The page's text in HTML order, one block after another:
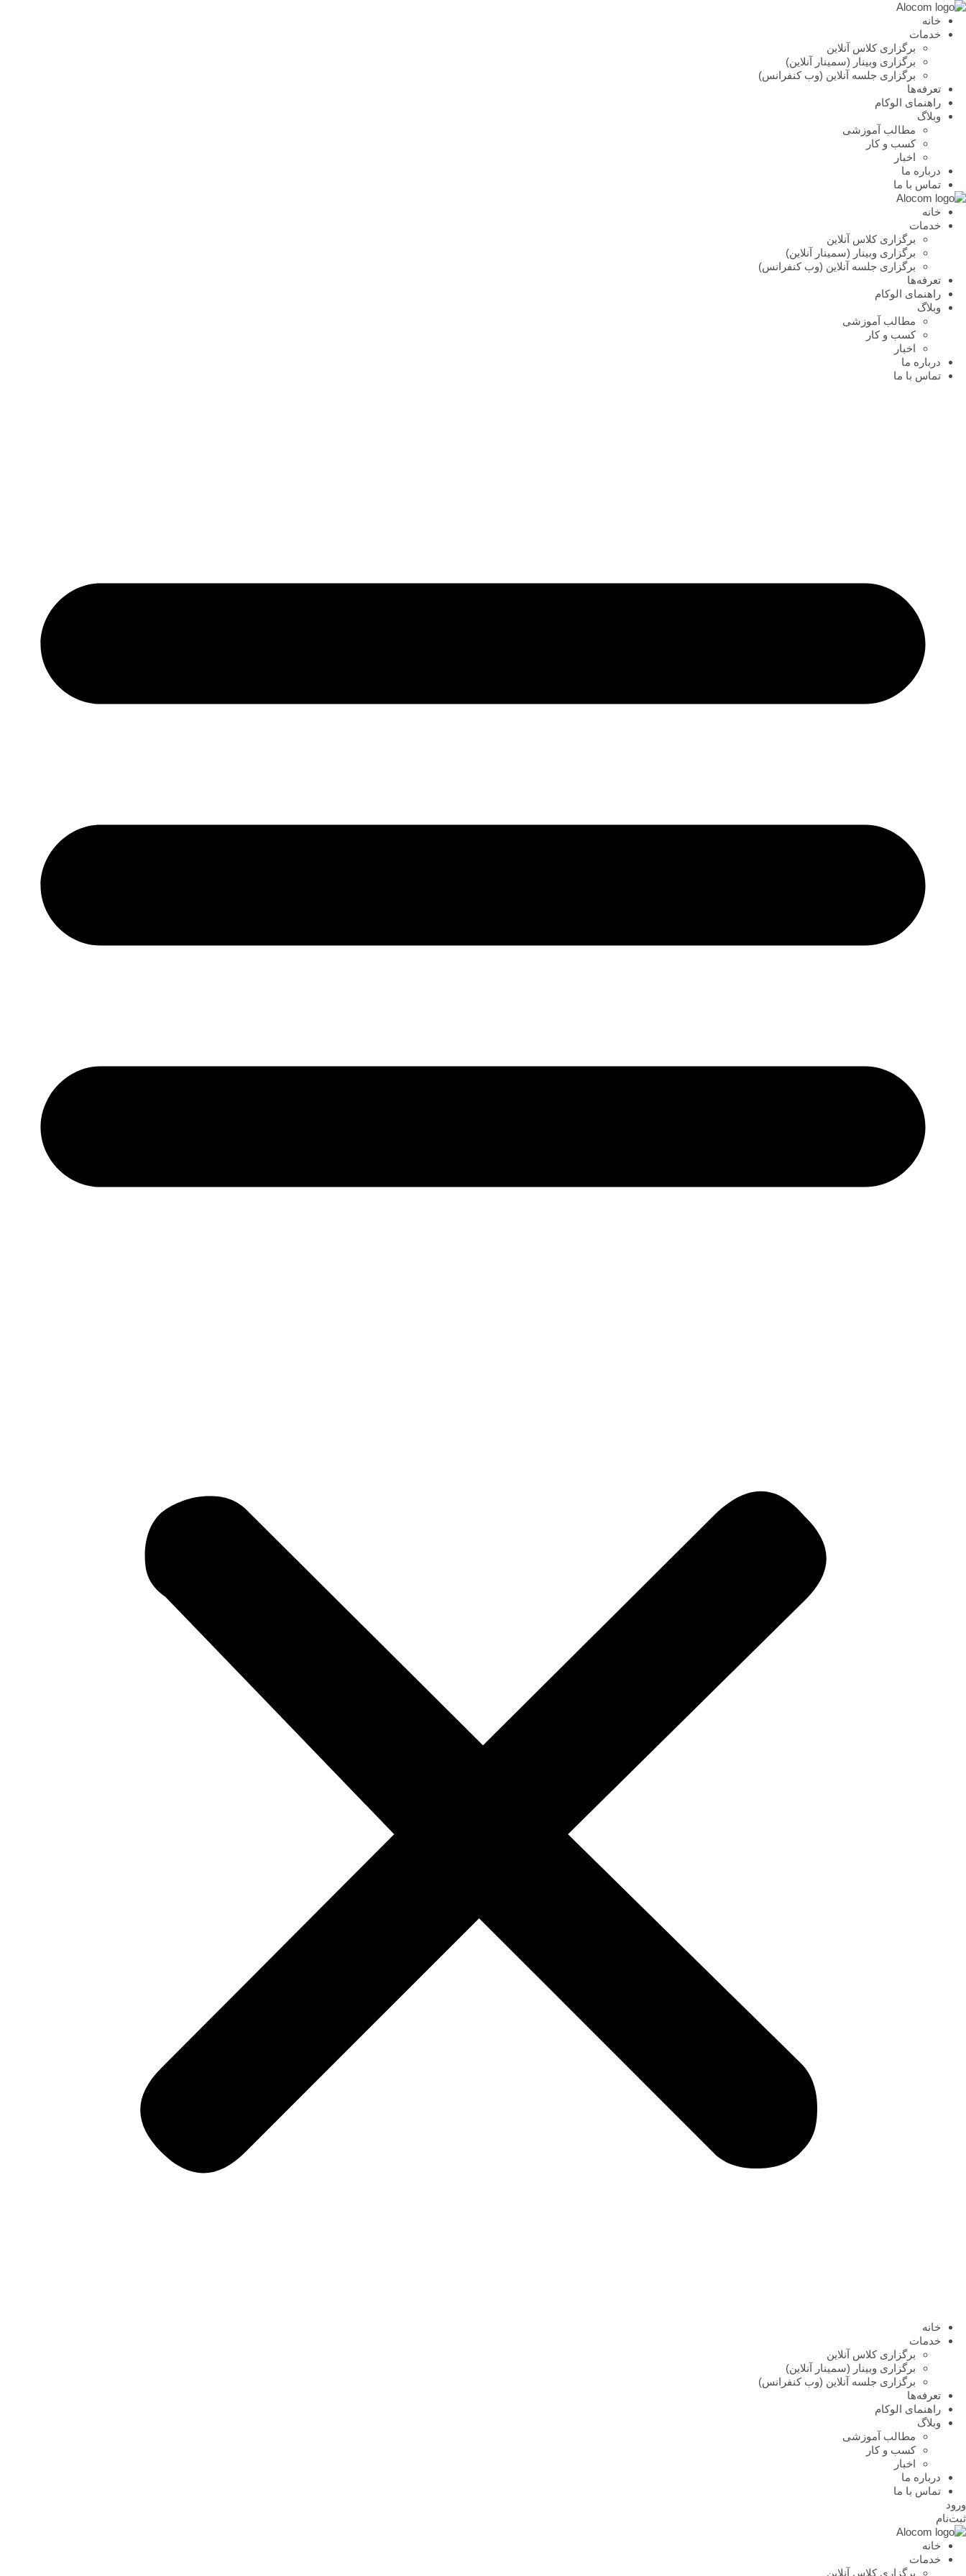
خانه
خدمات
برگزاری کلاس آنلاین
برگزاری وبینار (سمینار آنلاین)
برگزاری جلسه آنلاین (وب کنفرانس)
تعرفه‌ها
راهنمای الوکام
وبلاگ
مطالب آموزشی
کسب و کار
اخبار
درباره ما
تماس با ما
خانه
خدمات
برگزاری کلاس آنلاین
برگزاری وبینار (سمینار آنلاین)
برگزاری جلسه آنلاین (وب کنفرانس)
تعرفه‌ها
راهنمای الوکام
وبلاگ
مطالب آموزشی
کسب و کار
اخبار
درباره ما
تماس با ما
خانه
خدمات
برگزاری کلاس آنلاین
برگزاری وبینار (سمینار آنلاین)
برگزاری جلسه آنلاین (وب کنفرانس)
تعرفه‌ها
راهنمای الوکام
وبلاگ
مطالب آموزشی
کسب و کار
اخبار
درباره ما
تماس با ما
ورود
ثبت‌نام
خانه
خدمات
برگزاری کلاس آنلاین